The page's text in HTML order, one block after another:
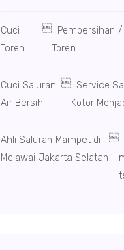
Cuci
Toren
 Pembersihan
Toren
Cuci Saluran
Air Bersih
Service
Kotor
Ahli Saluran Mampet di
Melawai Jakarta Selatan
